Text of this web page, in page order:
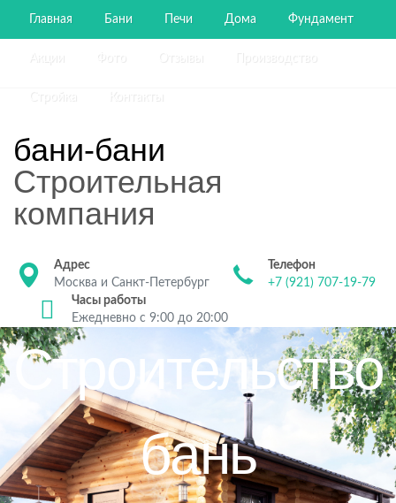
Главная Бани Печи Дома Фундамент
бани-бани
Строительная
компания
Адрес
Москва и Санкт-Петербург
Телефон
+7 (921) 707-19-79
Часы работы
Ежедневно с 9:00 до 20:00
Строительство
бань